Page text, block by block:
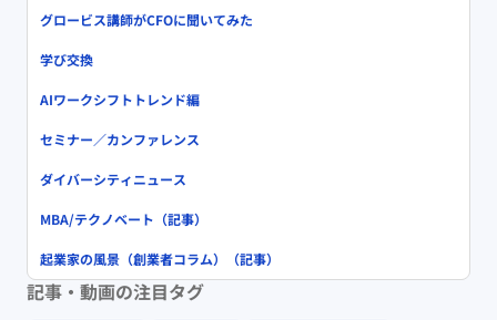
グロービス講師がCFOに聞いてみた
学び交換
AIワークシフトトレンド編
セミナー／カンファレンス
ダイバーシティニュース
MBA/テクノベート（記事）
起業家の風景（創業者コラム）（記事）
記事・動画の注目タグ